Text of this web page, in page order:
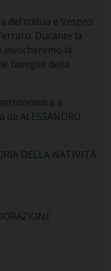
del triduo e Vespro
Durante la
invocheremo la
famiglie della
a
ALESSANDRO
DELLA NATIVITÀ